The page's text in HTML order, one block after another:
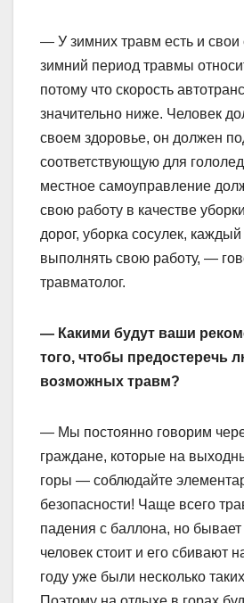
— У зимних травм есть и свои
зимний период травмы
потому что скорость
значительно ниже. Человек
своем здоровье, он должен
соответствующую для
местное самоуправление
свою работу в качестве
дорог, уборка сосулек,
выполнять свою работу, —
травматолог.
— Какими будут ваши
того, чтобы предостеречь
возможных травм?
— Мы постоянно говорим
граждане, которые на
горы — соблюдайте
безопасности! Чаще всего
падения с баллона, но бывает
человек стоит и его сбивают
году уже были несколько